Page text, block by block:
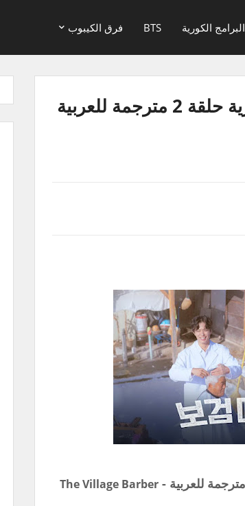
البرامج الكورية BTS فرق الكيبوب
برنامج بارك بوغوم حلاق القرية حلقة 2 مترجمة للعربية
The Village Barber